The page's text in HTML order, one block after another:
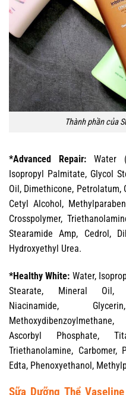
Thành phần của
*Advanced Repair: Water
Isopropyl Palmitate, Glycol
Oil, Dimethicone, Petrolatum,
Cetyl Alcohol,
Crosspolymer,
Stearamide Amp, Cedrol,
Hydroxyethyl Urea.
*Healthy White: Water,
Stearate, Mineral Oil,
Niacinamide,
Ascorbyl Phosphate,
Triethanolamine, Carbomer,
Edta, Phenoxyethanol,
Sữa Dưỡng Thể